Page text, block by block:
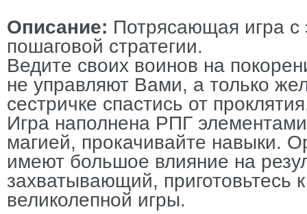
Описание: Потрясающая игра
пошаговой стратегии.
Ведите своих воинов на
не управляют Вами, а только
сестричке спастись от
Игра наполнена РПГ
магией, прокачивайте навыки.
имеют большое влияние на
захватывающий, приготовьтесь
великолепной игры.